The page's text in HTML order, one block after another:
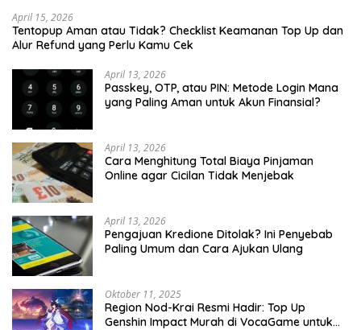
April 15, 2026
Tentopup Aman atau Tidak? Checklist Keamanan Top Up dan
Alur Refund yang Perlu Kamu Cek
April 13, 2026
Passkey, OTP, atau PIN: Metode Login Mana
yang Paling Aman untuk Akun Finansial?
April 13, 2026
Cara Menghitung Total Biaya Pinjaman
Online agar Cicilan Tidak Menjebak
April 13, 2026
Pengajuan Kredione Ditolak? Ini Penyebab
Paling Umum dan Cara Ajukan Ulang
Oktober 11, 2025
Region Nod-Krai Resmi Hadir: Top Up
Genshin Impact Murah di VocaGame untuk